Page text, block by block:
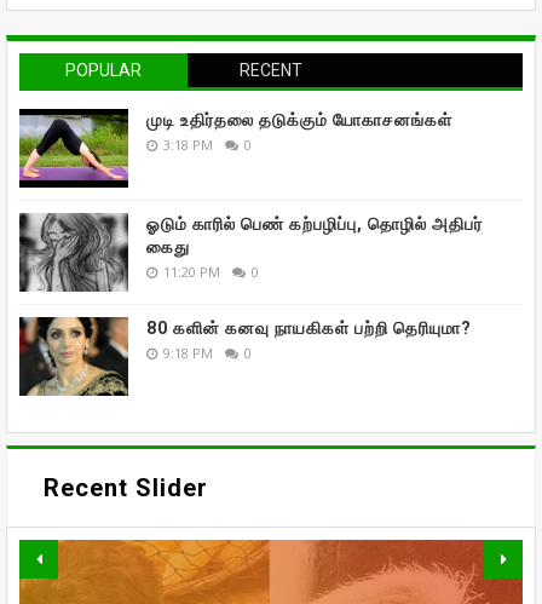
POPULAR RECENT
முடி உதிர்தலை தடுக்கும் யோகாசனங்கள்
3:18 PM 0
ஓடும் காரில் பெண் கற்பழிப்பு, தொழில் அதிபர்
கைது
11:20 PM 0
80 களின் கனவு நாயகிகள் பற்றி தெரியுமா?
9:18 PM 0
Recent Slider